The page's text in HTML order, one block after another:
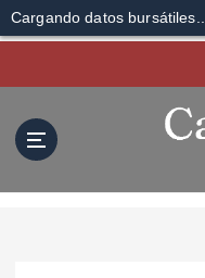
Cargando datos bursátiles...